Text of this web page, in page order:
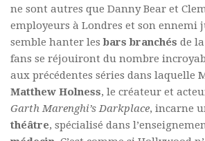
ne sont autres que Danny Bear et
employeurs à Londres et son ennemi
semble hanter lesbars branchés de
fans se réjouiront du nombre
aux précédentes séries dans laquelle
Matthew Holness, le créateur et
Garth Marenghi’s Darkplace, incarne
théâtre, spécialisé dans